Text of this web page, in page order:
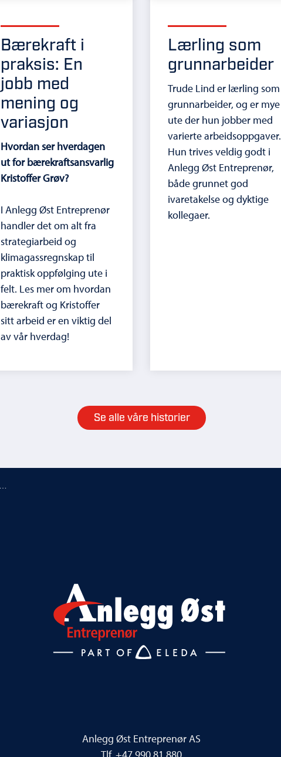
Bærekraft i
praksis: En
jobb med
mening og
variasjon
Hvordan ser hverdagen
ut for bærekraftsansvarlig
Kristoffer Grøv?
I Anlegg Øst Entreprenør
handler det om alt fra
strategiarbeid og
klimagassregnskap til
praktisk oppfølging ute i
felt. Les mer om hvordan
bærekraft og Kristoffer
sitt arbeid er en viktig del
av vår hverdag!
Lærling som
grunnarbeider
Trude Lind er lærling som
grunnarbeider, og er mye
ute der hun jobber med
varierte arbeidsoppgaver.
Hun trives veldig godt i
Anlegg Øst Entreprenør,
både grunnet god
ivaretakelse og dyktige
kollegaer.
Se alle våre historier
Anlegg Øst Entreprenør AS
Tlf. +47 990 81 880